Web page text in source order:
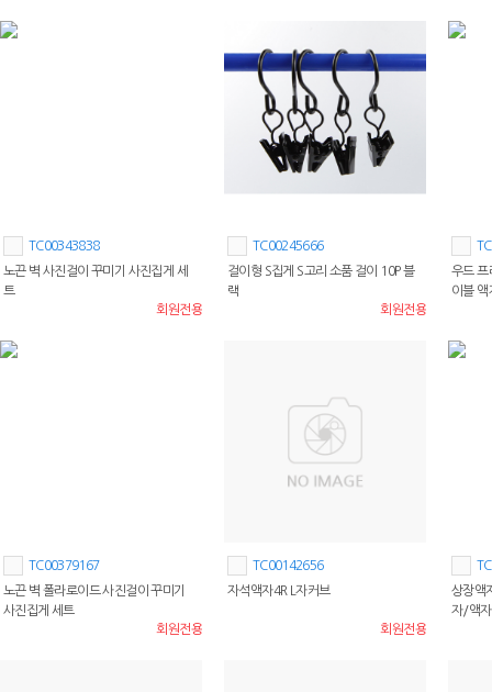
TC00343838
노끈 벽 사진걸이 꾸미기 사진집게 세
트
회원전용
TC00245666
걸이형 S집게 S고리 소품 걸이 10P 블
랙
회원전용
우드 프
이블 액
TC00379167
노끈 벽 폴라로이드 사진걸이 꾸미기
사진집게 세트
회원전용
TC00142656
자석액자4R L자커브
회원전용
상장액
자/액